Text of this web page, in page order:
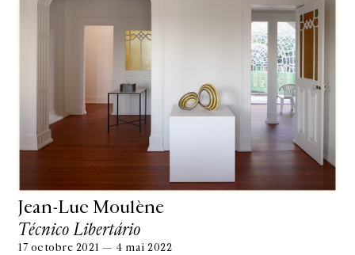
Jean-Luc Moulène
Técnico Libertário
17 octobre 2021 — 4 mai 2022